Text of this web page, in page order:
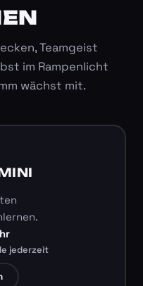
Teamgeist
im Rampenlicht
wächst mit.
jederzeit